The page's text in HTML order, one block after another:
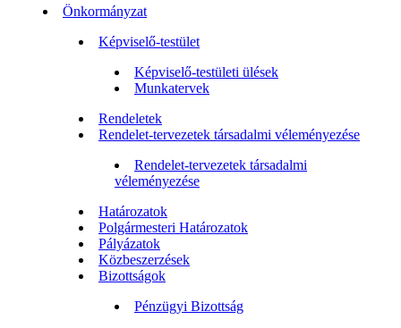
Önkormányzat
Képviselő-testület
Képviselő-testületi ülések
Munkatervek
Rendeletek
Rendelet-tervezetek társadalmi véleményezése
Rendelet-tervezetek társadalmi
véleményezése
Határozatok
Polgármesteri Határozatok
Pályázatok
Közbeszerzések
Bizottságok
Pénzügyi Bizottság